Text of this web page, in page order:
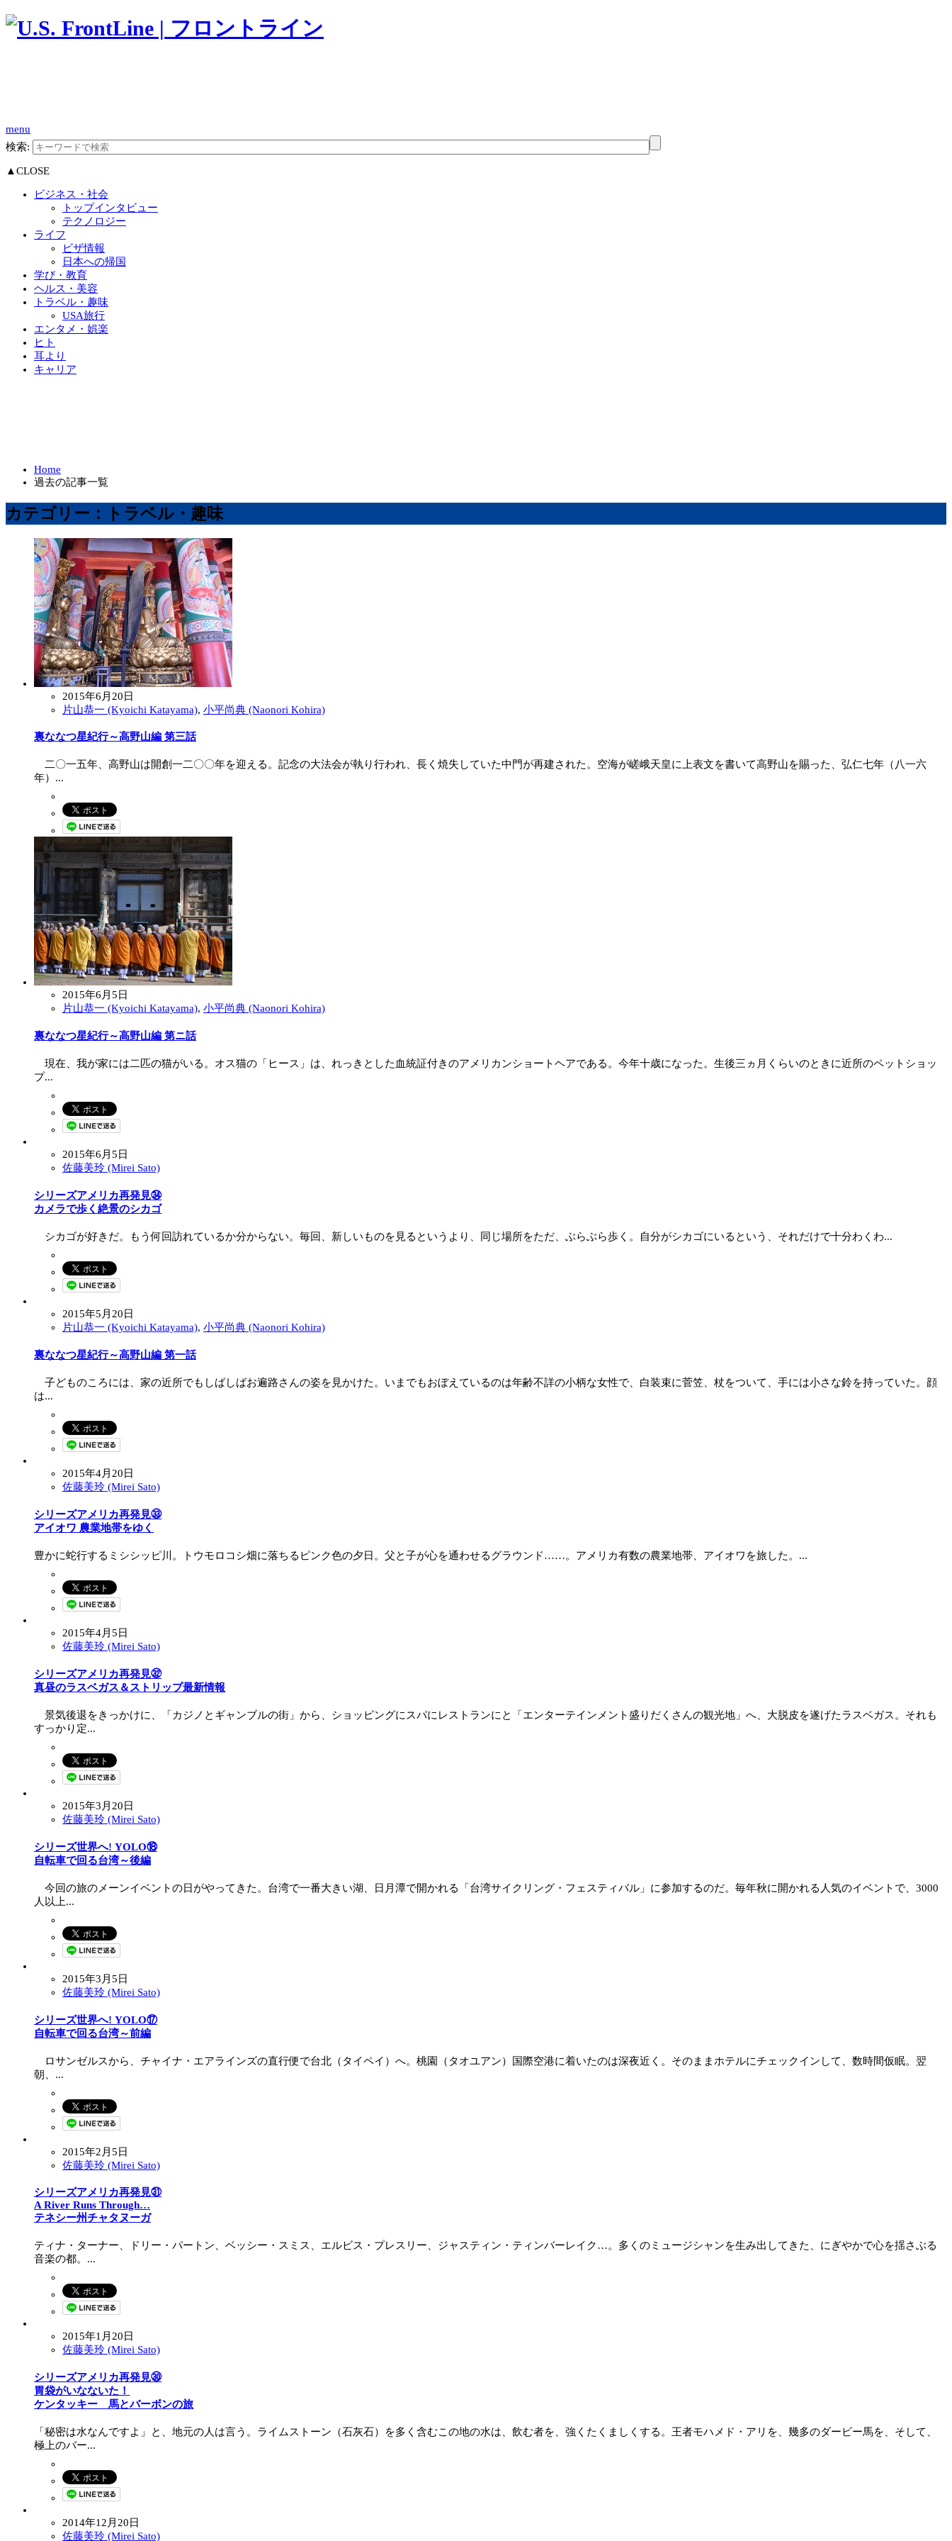
menu
検索:
▲CLOSE
ビジネス・社会
トップインタビュー
テクノロジー
ライフ
ビザ情報
日本への帰国
学び・教育
ヘルス・美容
トラベル・趣味
USA旅行
エンタメ・娯楽
ヒト
耳より
キャリア
Home
過去の記事一覧
カテゴリー：トラベル・趣味
2015年6月20日
片山恭一 (Kyoichi Katayama), 小平尚典 (Naonori Kohira)
裏ななつ星紀行 ～高野山編 第三話
二〇一五年、高野山は開創一二〇〇年を迎える。記念の大法会が執り行われ、長く焼失していた中門が再建された。空海が嵯峨天皇に上表文を書いて高野山を賜った、弘仁七年（八一六
年）...
2015年6月5日
片山恭一 (Kyoichi Katayama), 小平尚典 (Naonori Kohira)
裏ななつ星紀行 ～高野山編 第ニ話
現在、我が家には二匹の猫がいる。オス猫の「ヒース」は、れっきとした血統証付きのアメリカンショートヘアである。今年十歳になった。生後三ヵ月くらいのときに近所のペットショッ
プ...
2015年6月5日
佐藤美玲 (Mirei Sato)
シリーズアメリカ再発見㉞
カメラで歩く絶景のシカゴ
シカゴが好きだ。もう何回訪れているか分からない。毎回、新しいものを見るというより、同じ場所をただ、ぶらぶら歩く。自分がシカゴにいるという、それだけで十分わくわ...
2015年5月20日
片山恭一 (Kyoichi Katayama), 小平尚典 (Naonori Kohira)
裏ななつ星紀行 ～高野山編 第一話
子どものころには、家の近所でもしばしばお遍路さんの姿を見かけた。いまでもおぼえているのは年齢不詳の小柄な女性で、白装束に菅笠、杖をついて、手には小さな鈴を持っていた。顔
は...
2015年4月20日
佐藤美玲 (Mirei Sato)
シリーズアメリカ再発見㉝
アイオワ 農業地帯をゆく
豊かに蛇行するミシシッピ川。トウモロコシ畑に落ちるピンク色の夕日。父と子が心を通わせるグラウンド……。アメリカ有数の農業地帯、アイオワを旅した。...
2015年4月5日
佐藤美玲 (Mirei Sato)
シリーズアメリカ再発見㉜
真昼のラスベガス＆ストリップ最新情報
景気後退をきっかけに、「カジノとギャンブルの街」から、ショッピングにスパにレストランにと「エンターテインメント盛りだくさんの観光地」へ、大脱皮を遂げたラスベガス。それも
すっかり定...
2015年3月20日
佐藤美玲 (Mirei Sato)
シリーズ世界へ! YOLO⑱
自転車で回る台湾 ～後編
今回の旅のメーンイベントの日がやってきた。台湾で一番大きい湖、日月潭で開かれる「台湾サイクリング・フェスティバル」に参加するのだ。毎年秋に開かれる人気のイベントで、3000
人以上...
2015年3月5日
佐藤美玲 (Mirei Sato)
シリーズ世界へ! YOLO⑰
自転車で回る台湾 ～前編
ロサンゼルスから、チャイナ・エアラインズの直行便で台北（タイペイ）へ。桃園（タオユアン）国際空港に着いたのは深夜近く。そのままホテルにチェックインして、数時間仮眠。翌
朝、...
2015年2月5日
佐藤美玲 (Mirei Sato)
シリーズアメリカ再発見㉛
A River Runs Through…
テネシー州チャタヌーガ
ティナ・ターナー、ドリー・パートン、ベッシー・スミス、エルビス・プレスリー、ジャスティン・ティンバーレイク…。多くのミュージシャンを生み出してきた、にぎやかで心を揺さぶる
音楽の都。...
2015年1月20日
佐藤美玲 (Mirei Sato)
シリーズアメリカ再発見㉚
胃袋がいなないた！
ケンタッキー 馬とバーボンの旅
「秘密は水なんですよ」と、地元の人は言う。ライムストーン（石灰石）を多く含むこの地の水は、飲む者を、強くたくましくする。王者モハメド・アリを、幾多のダービー馬を、そして、
極上のバー...
2014年12月20日
佐藤美玲 (Mirei Sato)